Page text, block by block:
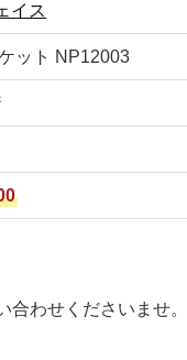
イス
ット NP12003
わせくださいませ。